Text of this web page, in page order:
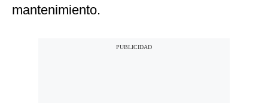
mantenimiento.